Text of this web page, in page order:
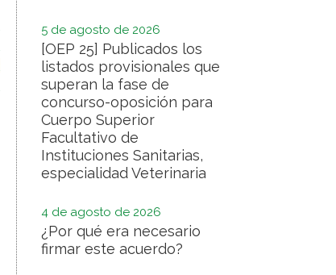
5 de agosto de 2026
[OEP 25] Publicados los
listados provisionales que
superan la fase de
concurso-oposición para
Cuerpo Superior
Facultativo de
Instituciones Sanitarias,
especialidad Veterinaria
4 de agosto de 2026
¿Por qué era necesario
firmar este acuerdo?